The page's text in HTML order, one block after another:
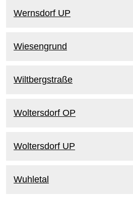
Wernsdorf UP
Wiesengrund
Wiltbergstraße
Woltersdorf OP
Woltersdorf UP
Wuhletal